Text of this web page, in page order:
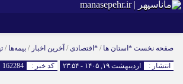
اینستاگرام تلگرام
سروش ایتا
صفحه نخست *استان ها / *اقتصادی/ آخرین اخبار / بیمه‌ها /
انتشار : اردیبهشت ۱۹, ۱۴۰۵ - ۲۳:۵۴ کد خبر : 162284